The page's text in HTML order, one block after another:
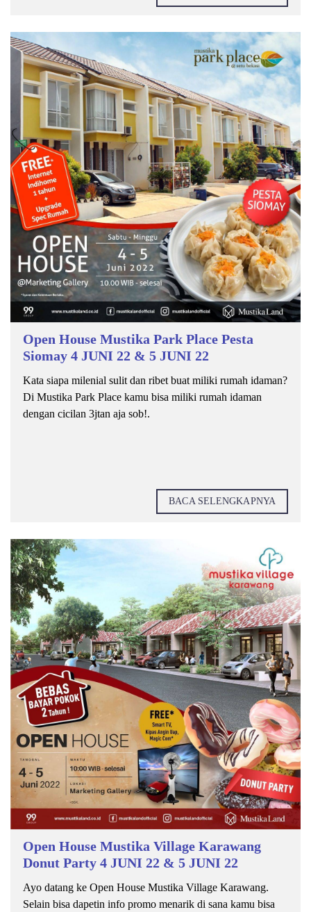
Open House Mustika Park Place Pesta
Siomay 4 JUNI 22 & 5 JUNI 22
Kata siapa milenial sulit dan ribet buat miliki rumah idaman?
Di Mustika Park Place kamu bisa miliki rumah idaman
dengan cicilan 3jtan aja sob!.
BACA SELENGKAPNYA
Open House Mustika Village Karawang
Donut Party 4 JUNI 22 & 5 JUNI 22
Ayo datang ke Open House Mustika Village Karawang.
Selain bisa dapetin info promo menarik di sana kamu bisa